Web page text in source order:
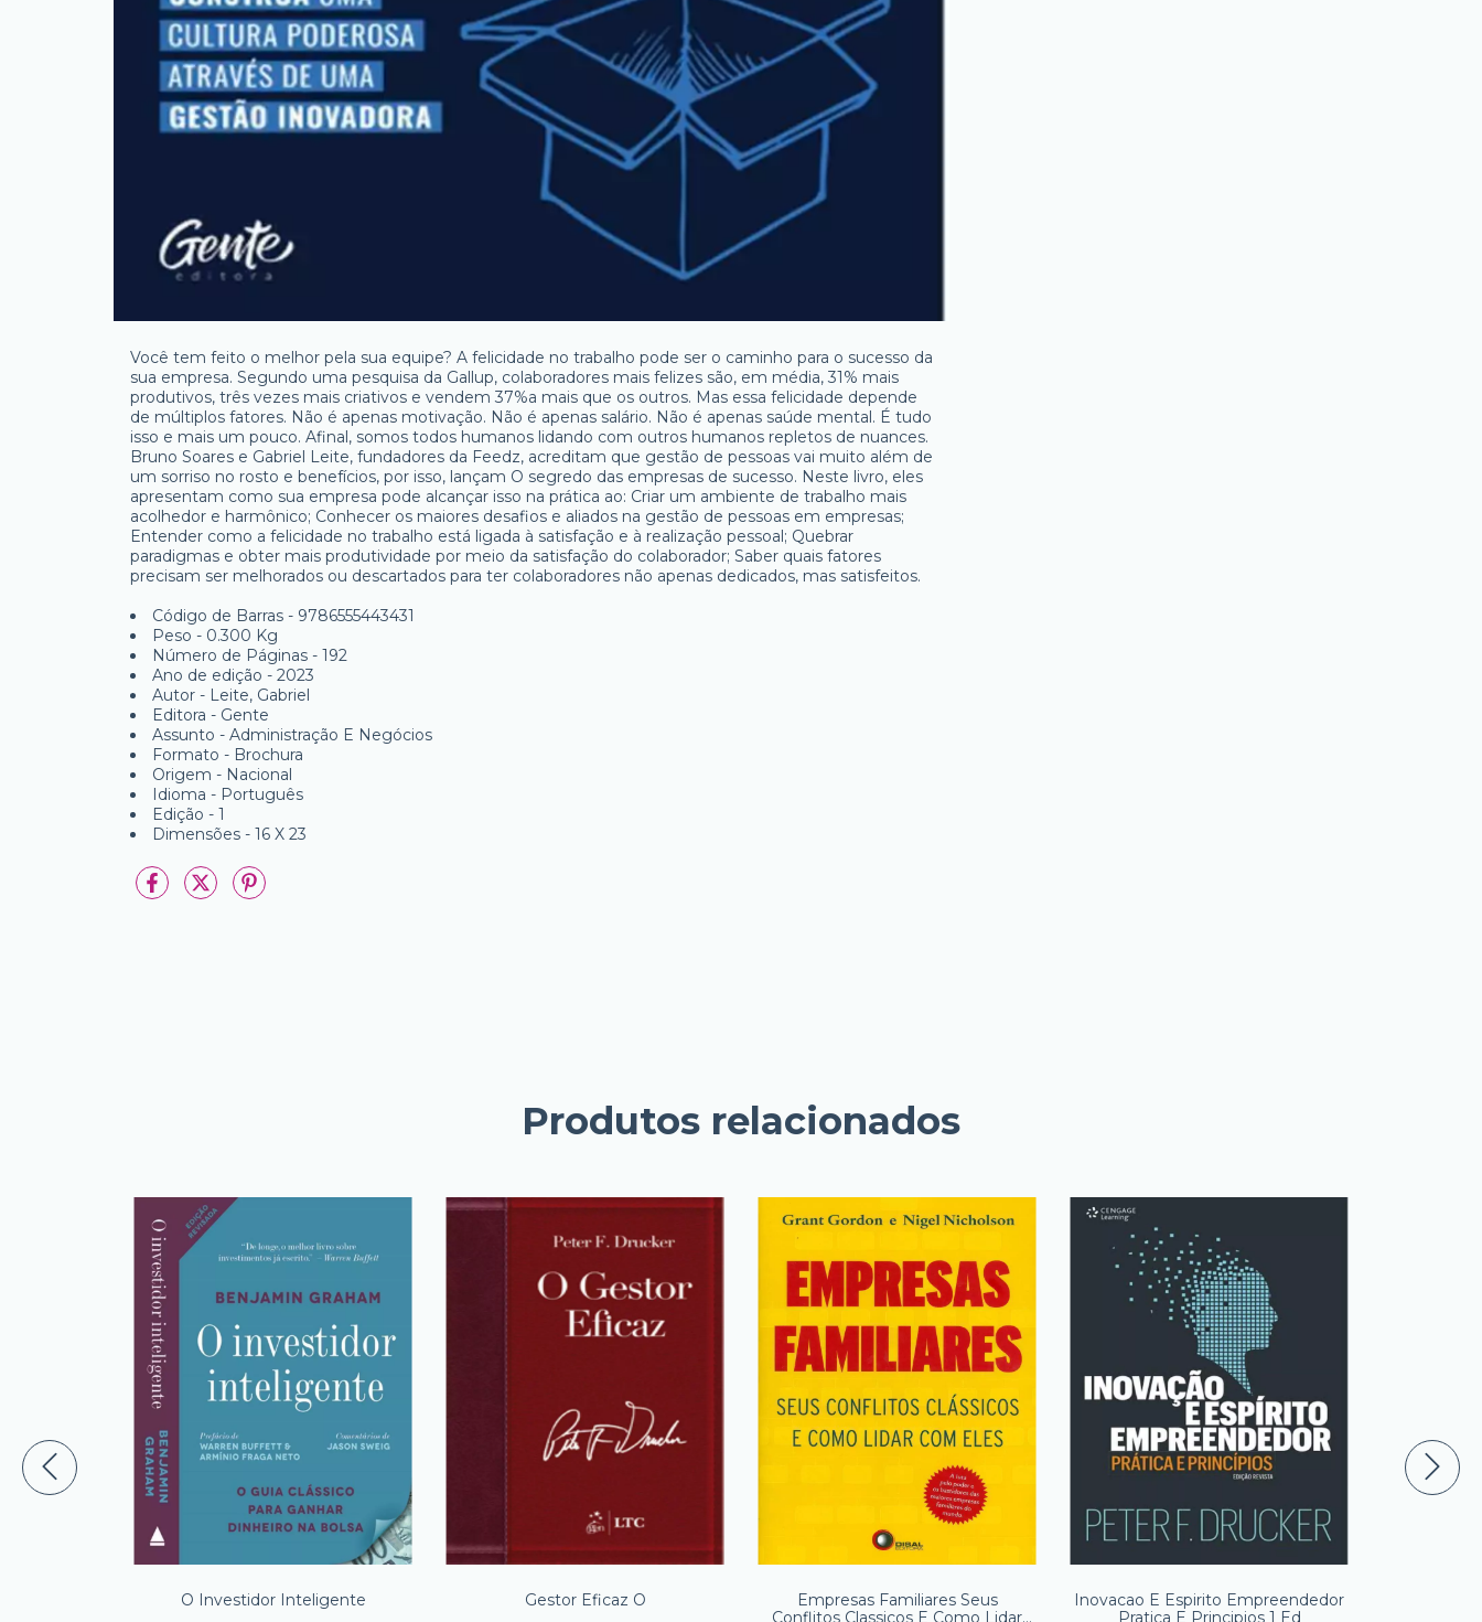
Você tem feito o melhor pela sua equipe? A felicidade no trabalho pode ser o caminho para o sucesso da
sua empresa. Segundo uma pesquisa da Gallup, colaboradores mais felizes são, em média, 31% mais
produtivos, três vezes mais criativos e vendem 37%a mais que os outros. Mas essa felicidade depende
de múltiplos fatores. Não é apenas motivação. Não é apenas salário. Não é apenas saúde mental. É tudo
isso e mais um pouco. Afinal, somos todos humanos lidando com outros humanos repletos de nuances.
Bruno Soares e Gabriel Leite, fundadores da Feedz, acreditam que gestão de pessoas vai muito além de
um sorriso no rosto e benefícios, por isso, lançam O segredo das empresas de sucesso. Neste livro, eles
apresentam como sua empresa pode alcançar isso na prática ao: Criar um ambiente de trabalho mais
acolhedor e harmônico; Conhecer os maiores desafios e aliados na gestão de pessoas em empresas;
Entender como a felicidade no trabalho está ligada à satisfação e à realização pessoal; Quebrar
paradigmas e obter mais produtividade por meio da satisfação do colaborador; Saber quais fatores
precisam ser melhorados ou descartados para ter colaboradores não apenas dedicados, mas satisfeitos.
Código de Barras - 9786555443431
Peso - 0.300 Kg
Número de Páginas - 192
Ano de edição - 2023
Autor - Leite, Gabriel
Editora - Gente
Assunto - Administração E Negócios
Formato - Brochura
Origem - Nacional
Idioma - Português
Edição - 1
Dimensões - 16 X 23
Produtos relacionados
O Investidor Inteligente Gestor Eficaz O
Empresas Familiares Seus
Conflitos Classicos E Como Lidar
Inovacao E Espirito Empreendedor
Pratica E Principios 1 Ed